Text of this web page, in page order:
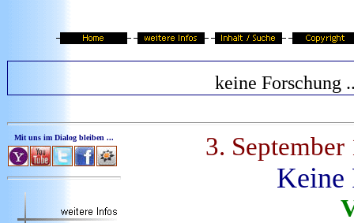
keine Forschung
Mit uns im Dialog bleiben ... 3.
Keine